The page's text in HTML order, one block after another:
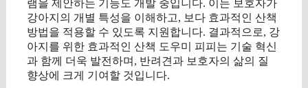
램을 제안하는 기능도 개발 중입니다. 이는 보호자가
강아지의 개별 특성을 이해하고, 보다 효과적인 산책
방법을 적용할 수 있도록 지원합니다. 결과적으로, 강
아지를 위한 효과적인 산책 도우미 피피는 기술 혁신
과 함께 더욱 발전하며, 반려견과 보호자의 삶의 질
향상에 크게 기여할 것입니다.